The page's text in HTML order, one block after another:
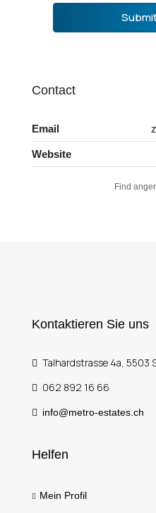
Contact
Email
Website
Find
Kontaktieren Sie uns
Talhardstrasse 4a, 5503
062 892 16 66
info@metro-estates.ch
Helfen
Mein Profil